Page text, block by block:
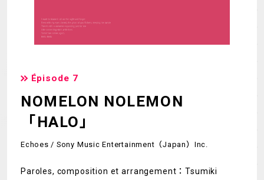
Épisode 7
NOMELON NOLEMON
「HALO」
Echoes / Sony Music Entertainment（Japan）Inc.
Paroles, composition et arrangement：Tsumiki